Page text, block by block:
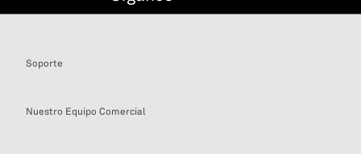
Soporte
Nuestro Equipo Comercial